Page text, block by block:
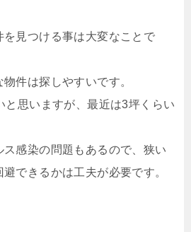
見つける事は大変なことで
件は探しやすいです。
と思いますが、最近は3坪くらい
感染の問題もあるので、狭い
できるかは工夫が必要です。